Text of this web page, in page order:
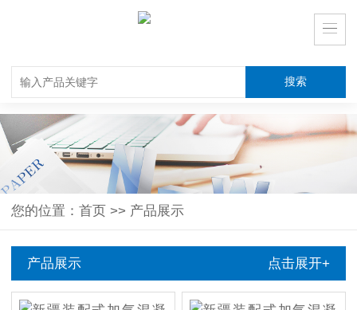
您的位置： 首页 >> 产品展示
产品展示 点击展开+